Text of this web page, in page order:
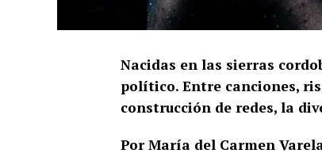
Nacidas en las sierras
político. Entre canciones,
construcción de redes, la
Por María del Carmen